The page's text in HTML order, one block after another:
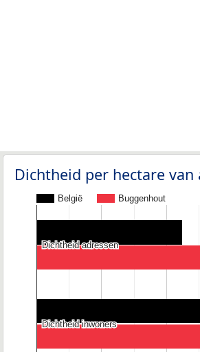
Dichtheid per hectare
België Buggenhout
Dichtheid adressen
Dichtheid adressen
Dichtheid inwoners
Dichtheid inwoners